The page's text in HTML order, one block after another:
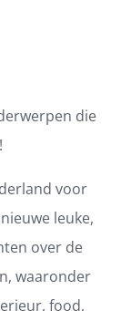
die
voor
leuke,
over de
waaronder
food,